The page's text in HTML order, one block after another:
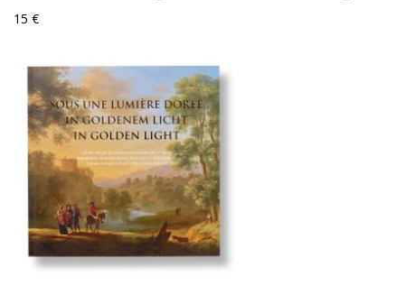
15 €